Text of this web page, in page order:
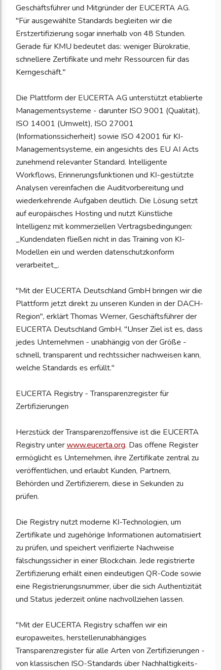
Geschäftsführer und Mitgründer der EUCERTA AG.
"Für ausgewählte Standards begleiten wir die
Erstzertifizierung sogar innerhalb von 48 Stunden.
Gerade für KMU bedeutet das: weniger Bürokratie,
schnellere Zertifikate und mehr Ressourcen für das
Kerngeschäft."
Die Plattform der EUCERTA AG unterstützt etablierte
Managementsysteme - darunter ISO 9001 (Qualität),
ISO 14001 (Umwelt), ISO 27001
(Informationssicherheit) sowie ISO 42001 für KI-
Managementsysteme, ein angesichts des EU AI Acts
zunehmend relevanter Standard. Intelligente
Workflows, Erinnerungsfunktionen und KI-gestützte
Analysen vereinfachen die Auditvorbereitung und
wiederkehrende Aufgaben deutlich. Die Lösung setzt
auf europäisches Hosting und nutzt Künstliche
Intelligenz mit kommerziellen Vertragsbedingungen:
_Kundendaten fließen nicht in das Training von KI-
Modellen ein und werden datenschutzkonform
verarbeitet_.
"Mit der EUCERTA Deutschland GmbH bringen wir die
Plattform jetzt direkt zu unseren Kunden in der DACH-
Region", erklärt Thomas Werner, Geschäftsführer der
EUCERTA Deutschland GmbH. "Unser Ziel ist es, dass
jedes Unternehmen - unabhängig von der Größe -
schnell, transparent und rechtssicher nachweisen kann,
welche Standards es erfüllt."
EUCERTA Registry - Transparenzregister für
Zertifizierungen
Herzstück der Transparenzoffensive ist die EUCERTA
Registry unterwww.eucerta.org. Das offene Register
ermöglicht es Unternehmen, ihre Zertifikate zentral zu
veröffentlichen, und erlaubt Kunden, Partnern,
Behörden und Zertifizierern, diese in Sekunden zu
prüfen.
Die Registry nutzt moderne KI-Technologien, um
Zertifikate und zugehörige Informationen automatisiert
zu prüfen, und speichert verifizierte Nachweise
fälschungssicher in einer Blockchain. Jede registrierte
Zertifizierung erhält einen eindeutigen QR-Code sowie
eine Registrierungsnummer, über die sich Authentizität
und Status jederzeit online nachvollziehen lassen.
"Mit der EUCERTA Registry schaffen wir ein
europaweites, herstellerunabhängiges
Transparenzregister für alle Arten von Zertifizierungen -
von klassischen ISO-Standards über Nachhaltigkeits-